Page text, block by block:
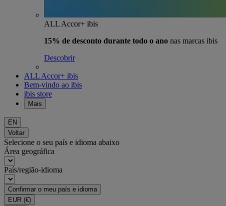
ALL Accor+ ibis
15% de desconto durante todo o ano nas marcas ibis
Descobrir
ALL Accor+ ibis
Bem-vindo ao ibis
ibis store
Mais
EN
Voltar
Selecione o seu país e idioma abaixo
Área geográfica
País/região-idioma
Confirmar o meu país e idioma
EUR (€)